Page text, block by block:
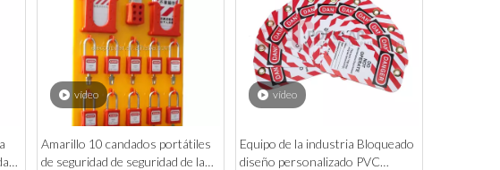
vídeo
Amarillo 10 candados portátiles
de seguridad de seguridad de la
vídeo
Equipo de la industria Bloqueado
diseño personalizado PVC